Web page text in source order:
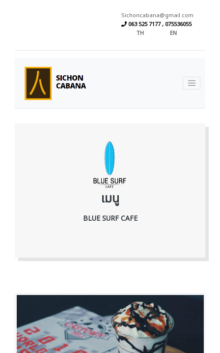
Sichoncabana@gmail.com
063 525 7177 , 075536055
TH
EN
เมนู
BLUE SURF CAFE